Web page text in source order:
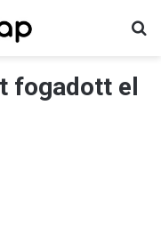
fogadott el